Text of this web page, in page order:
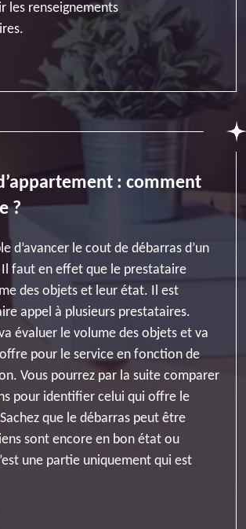
les renseignements
: comment
?
d’avancer le cout de débarras d’un
faut en effet que le prestataire
des objets et leur état. Il est
appel à plusieurs prestataires.
évaluer le volume des objets et va
pour le service en fonction de
Vous pourrez par la suite comparer
pour identifier celui qui offre le
que le débarras peut être
sont encore en bon état ou
une partie uniquement qui est